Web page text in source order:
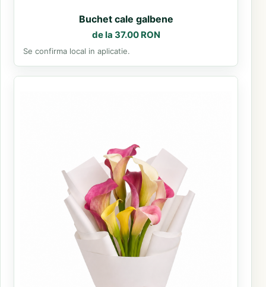
Buchet cale galbene
de la 37.00 RON
Se confirma local in aplicatie.